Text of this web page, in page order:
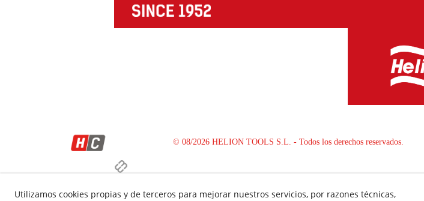
© 08/2026 HELION TOOLS S.L. - Todos los derechos reservados.
Utilizamos cookies propias y de terceros para mejorar nuestros servicios, por razones técnicas,